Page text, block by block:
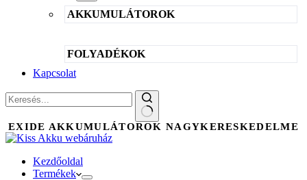
AKKUMULÁTOROK
FOLYADÉKOK
Kapcsolat
No
results
EXIDE AKKUMULÁTOROK NAGYKERESKEDELME
Kezdőoldal
Termékek